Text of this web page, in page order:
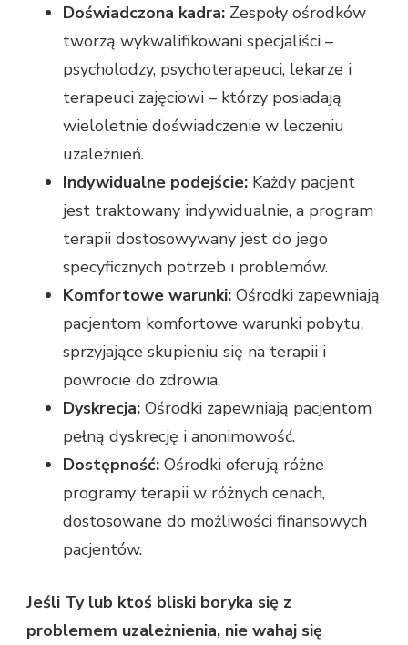
Doświadczona kadra: Zespoły ośrodków
tworzą wykwalifikowani specjaliści –
psycholodzy, psychoterapeuci, lekarze i
terapeuci zajęciowi – którzy posiadają
wieloletnie doświadczenie w leczeniu
uzależnień.
Indywidualne podejście: Każdy pacjent
jest traktowany indywidualnie, a program
terapii dostosowywany jest do jego
specyficznych potrzeb i problemów.
Komfortowe warunki: Ośrodki zapewniają
pacjentom komfortowe warunki pobytu,
sprzyjające skupieniu się na terapii i
powrocie do zdrowia.
Dyskrecja: Ośrodki zapewniają pacjentom
pełną dyskrecję i anonimowość.
Dostępność: Ośrodki oferują różne
programy terapii w różnych cenach,
dostosowane do możliwości finansowych
pacjentów.
Jeśli Ty lub ktoś bliski boryka się z
problemem uzależnienia, nie wahaj się